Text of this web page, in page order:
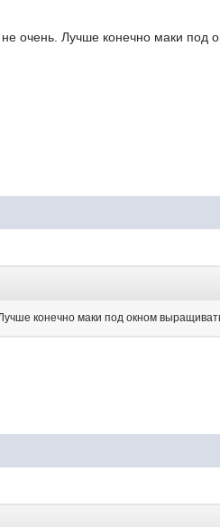
очень. Лучше конечно маки под
конечно маки под окном